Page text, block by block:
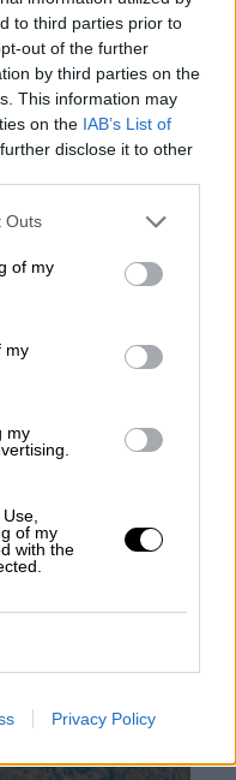
to third parties prior to
out of the further
by third parties on the
This information may
on the IAB’s List of
disclose it to other
Outs
of my
my
my
of my
with the
Privacy Policy
15 años
cuadrados de
brasileña del
y julio de 2021 a
de doce meses
ecologista
situación del
autor/a
2021